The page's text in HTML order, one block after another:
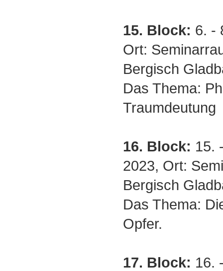
15. Block: 6. -
Ort:
Bergisch
Das Thema:
Traumdeutung
16. Block: 15.
2023, Ort:
Bergisch
Das Thema:
Opfer.
17. Block: 16.